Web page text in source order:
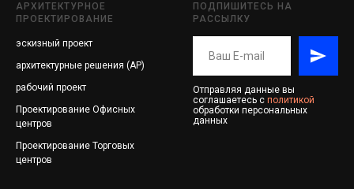
АРХИТЕКТУРНОЕ
ПРОЕКТИРОВАНИЕ
эскизный проект
архитектурные решения (АР)
рабочий проект
Проектирование Офисных
центров
Проектирование Торговых
центров
ПОДПИШИТЕСЬ НА
РАССЫЛКУ
Отправляя данные вы
соглашаетесь с политикой
обработки персональных
данных